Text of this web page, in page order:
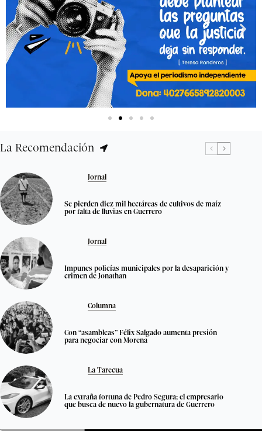
La Recomendación
Jornal
Se pierden diez mil hectáreas de cultivos de maíz
por falta de lluvias en Guerrero
Jornal
Impunes policías municipales por la desaparición y
crimen de Jonathan
Columna
Con “asambleas” Félix Salgado aumenta presión
para negociar con Morena
La Tarecua
La extraña fortuna de Pedro Segura; el empresario
que busca de nuevo la gubernatura de Guerrero